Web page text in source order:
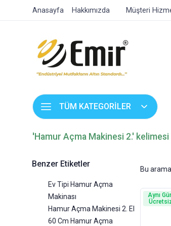
Anasayfa Hakkımızda Müşteri
TÜM KATEGORİLER
'Hamur Açma Makinesi 2.'
Benzer Etiketler
Ev Tipi Hamur Açma
Makinası
Hamur Açma Makinesi 2. El
60 Cm Hamur Açma
Bu
Aynı